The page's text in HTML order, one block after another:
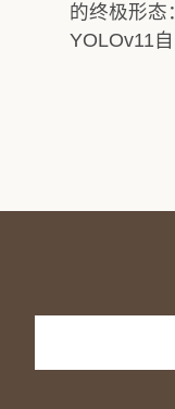
的终极形态
YOLOv11